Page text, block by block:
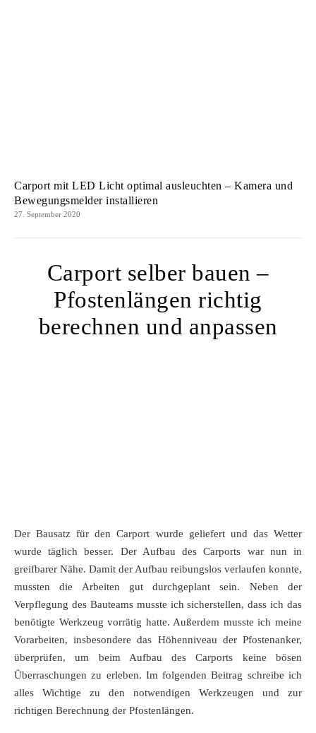
Carport mit LED Licht optimal ausleuchten – Kamera und
Bewegungsmelder installieren
27. September 2020
Carport selber bauen –
Pfostenlängen richtig
berechnen und anpassen
Der Bausatz für den Carport wurde geliefert und das Wetter
wurde täglich besser. Der Aufbau des Carports war nun in
greifbarer Nähe. Damit der Aufbau reibungslos verlaufen konnte,
mussten die Arbeiten gut durchgeplant sein. Neben der
Verpflegung des Bauteams musste ich sicherstellen, dass ich das
benötigte Werkzeug vorrätig hatte. Außerdem musste ich meine
Vorarbeiten, insbesondere das Höhenniveau der Pfostenanker,
überprüfen, um beim Aufbau des Carports keine bösen
Überraschungen zu erleben. Im folgenden Beitrag schreibe ich
alles Wichtige zu den notwendigen Werkzeugen und zur
richtigen Berechnung der Pfostenlängen.